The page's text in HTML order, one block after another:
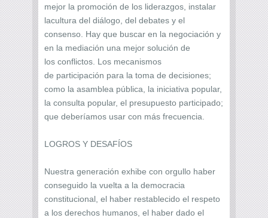
mejor la promoción de los liderazgos, instalar
lacultura del diálogo, del debates y el
consenso. Hay que buscar en la negociación y
en la mediación una mejor solución de
los conflictos. Los mecanismos
de participación para la toma de decisiones;
como la asamblea pública, la iniciativa popular,
la consulta popular, el presupuesto participado;
que deberíamos usar con más frecuencia.
LOGROS Y DESAFÍOS
Nuestra generación exhibe con orgullo haber
conseguido la vuelta a la democracia
constitucional, el haber restablecido el respeto
a los derechos humanos, el haber dado el